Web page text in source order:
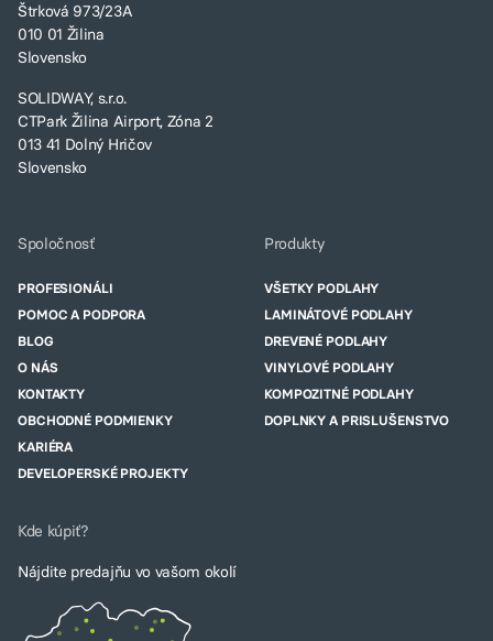
Štrková 973/23A
010 01 Žilina
Slovensko
SOLIDWAY, s.r.o.
CTPark Žilina Airport, Zóna 2
013 41 Dolný Hričov
Slovensko
Spoločnosť
PROFESIONÁLI
POMOC A PODPORA
BLOG
O NÁS
KONTAKTY
OBCHODNÉ PODMIENKY
KARIÉRA
DEVELOPERSKÉ PROJEKTY
Produkty
VŠETKY PODLAHY
LAMINÁTOVÉ PODLAHY
DREVENÉ PODLAHY
VINYLOVÉ PODLAHY
KOMPOZITNÉ PODLAHY
DOPLNKY A PRISLUŠENSTVO
Kde kúpiť?
Nájdite predajňu vo vašom okolí